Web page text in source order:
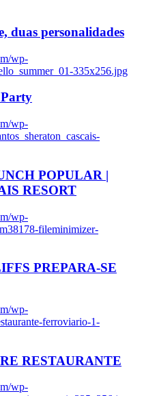
duas personalidades
wp-
335x256.jpg
wp-
POPULAR |
RESORT
wp-
fileminimizer-
PREPARA-SE
wp-
ferroviario-1-
RESTAURANTE
wp-